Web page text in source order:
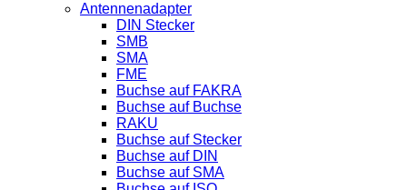
Antennenadapter
DIN Stecker
SMB
SMA
FME
Buchse auf FAKRA
Buchse auf Buchse
RAKU
Buchse auf Stecker
Buchse auf DIN
Buchse auf SMA